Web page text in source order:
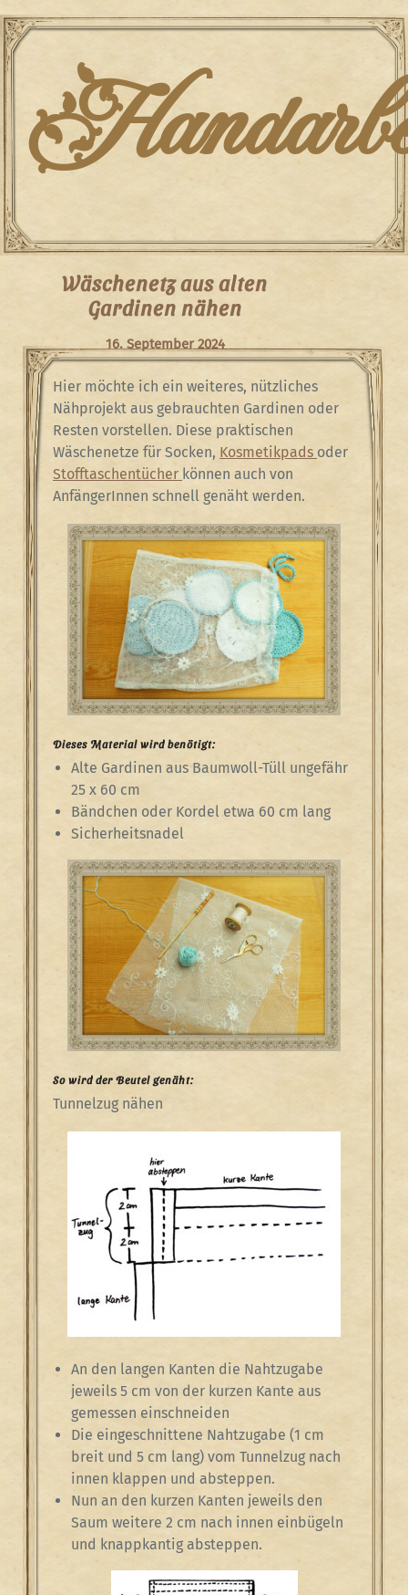
Skip
to
content
Wäschenetz aus alten
Gardinen nähen
16. September 2024
Hier möchte ich ein weiteres, nützliches
Nähprojekt aus gebrauchten Gardinen oder
Resten vorstellen. Diese praktischen
Wäschenetze für Socken, Kosmetikpads oder
Stofftaschentücher können auch von
AnfängerInnen schnell genäht werden.
Dieses Material wird benötigt:
Alte Gardinen aus Baumwoll-Tüll ungefähr
25 x 60 cm
Bändchen oder Kordel etwa 60 cm lang
Sicherheitsnadel
So wird der Beutel genäht:
Tunnelzug nähen
An den langen Kanten die Nahtzugabe
jeweils 5 cm von der kurzen Kante aus
gemessen einschneiden
Die eingeschnittene Nahtzugabe (1 cm
breit und 5 cm lang) vom Tunnelzug nach
innen klappen und absteppen.
Nun an den kurzen Kanten jeweils den
Saum weitere 2 cm nach innen einbügeln
und knappkantig absteppen.